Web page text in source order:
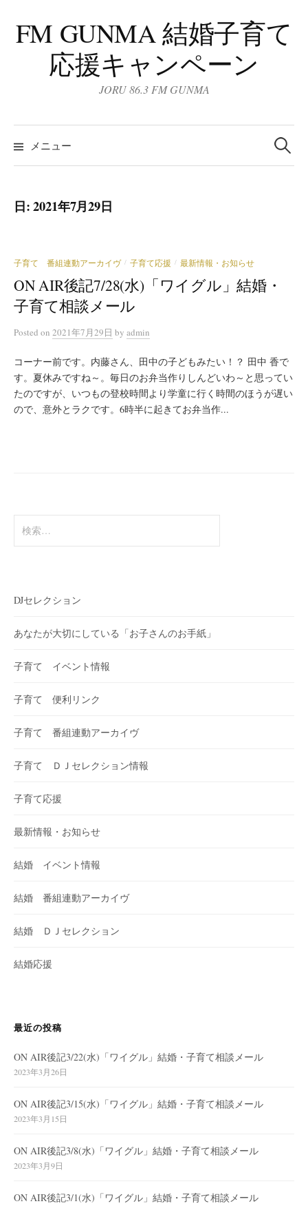
ン
テ
FM GUNMA 結婚子育て
応援キャンペーン
JORU 86.3 FM GUNMA
メニュー
検
索:
日:2021年7月29日
子育て 番組連動アーカイヴ / 子育て応援 / 最新情報・お知らせ
ON AIR後記7/28(水)「ワイグル」結婚・
子育て相談メール
Posted on 2021年7月29日 by admin
コーナー前です。内藤さん、田中の子どもみたい！？ 田中 香で
す。夏休みですね～。毎日のお弁当作りしんどいわ～と思ってい
たのですが、いつもの登校時間より学童に行く時間のほうが遅い
ので、意外とラクです。6時半に起きてお弁当作...
索:
DJセレクション
あなたが大切にしている「お子さんのお手紙」
子育て イベント情報
子育て 便利リンク
子育て 番組連動アーカイヴ
子育て ＤＪセレクション情報
子育て応援
最新情報・お知らせ
結婚 イベント情報
結婚 番組連動アーカイヴ
結婚 ＤＪセレクション
結婚応援
最近の投稿
ON AIR後記3/22(水)「ワイグル」結婚・子育て相談メール
2023年3月26日
ON AIR後記3/15(水)「ワイグル」結婚・子育て相談メール
2023年3月15日
ON AIR後記3/8(水)「ワイグル」結婚・子育て相談メール
2023年3月9日
ON AIR後記3/1(水)「ワイグル」結婚・子育て相談メール